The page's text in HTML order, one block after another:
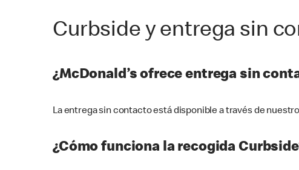
Curbside y entrega sin
¿McDonald’s ofrece entrega sin
La entrega sin contacto está disponible a través de
¿Cómo funciona la recogida